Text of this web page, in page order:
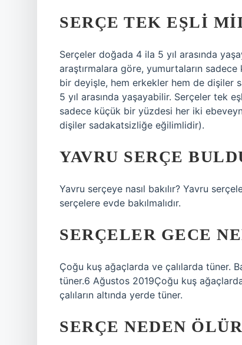
SERÇE TEK EŞLI
Serçeler doğada 4 ila 5 yıl arasında
araştırmalara göre, yumurtaların
bir deyişle, hem erkekler hem de dişiler
5 yıl arasında yaşayabilir. Serçeler tek
sadece küçük bir yüzdesi her iki
dişiler sadakatsizliğe eğilimlidir).
YAVRU SERÇE
Yavru serçeye nasıl bakılır? Yavru
serçelere evde bakılmalıdır.
SERÇELER GECE
Çoğu kuş ağaçlarda ve çalılarda tüner.
tüner.6 Ağustos 2019Çoğu kuş
çalıların altında yerde tüner.
SERÇE NEDEN